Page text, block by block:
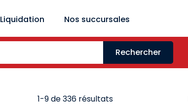
Liquidation Nos succursales
Rechercher
1-9 de 336 résultats